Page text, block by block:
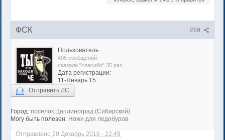
#59
ФСК
Пользователь
405 сообщений
сказали "спасибо" 35 раз
Дата регистрации:
11-Январь 15
Отправить ЛС
Город: поселок Цаплиноград (Сибирский)
Могу быть полезен: Ножи для ледобуров
Отправлено29 Декабрь 2016 - 22:49